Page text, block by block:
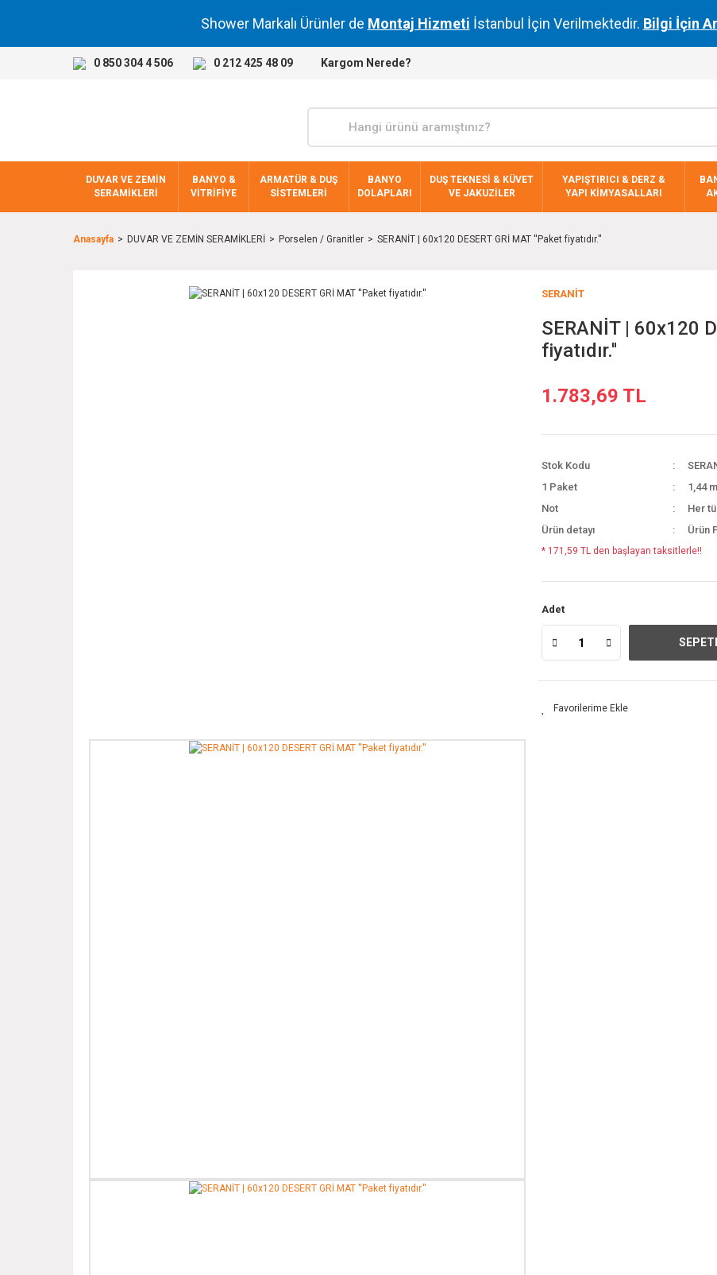
Shower Markalı Ürünler de Montaj Hizmeti İstanbul İçin Verilmektedir. Bilgi İçin
0 850 304 4 506 0 212 425 48 09 Kargom Nerede?
DUVAR VE ZEMİN
SERAMİKLERİ
BANYO &
VİTRİFİYE
ARMATÜR & DUŞ
SİSTEMLERİ
BANYO
DOLAPLARI
DUŞ TEKNESİ & KÜVET
VE JAKUZİLER
YAPIŞTIRICI & DERZ &
YAPI KİMYASALLARI
Anasayfa DUVAR VE ZEMİN SERAMİKLERİ Porselen / Granitler SERANİT | 60x120 DESERT GRİ MAT ''Paket fiyatıdır.''
SERANİT
SERANİT | 60x120
fiyatıdır.''
1.783,69 TL
Stok Kodu
1 Paket
1,44
Not
Her
Ürün detayı
Ürün
* 171,59 TL den başlayan taksitlerle!!
Adet